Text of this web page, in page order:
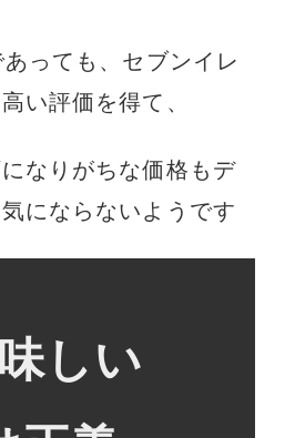
っても、セブンイレ
い評価を得て、
なりがちな価格もデ
にならないようです
しい